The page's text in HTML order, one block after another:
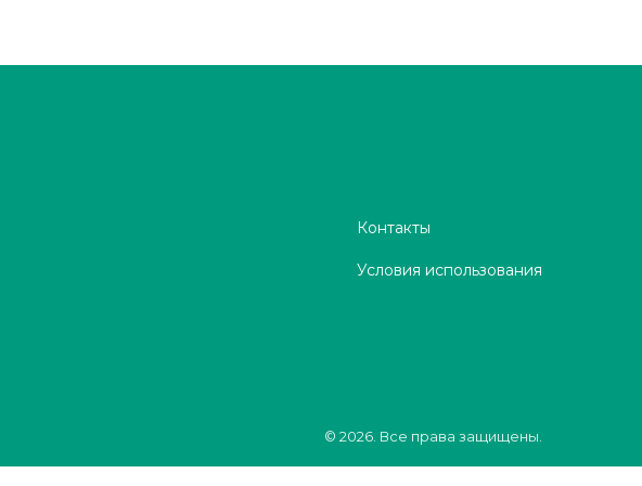
Контакты
Условия использования
© 2026. Все права защищены.